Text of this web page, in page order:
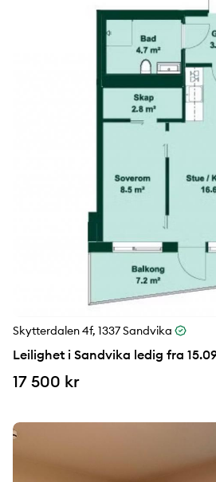
Skytterdalen 4f, 1337 Sandvika
Leilighet i Sandvika ledig fra
17 500 kr